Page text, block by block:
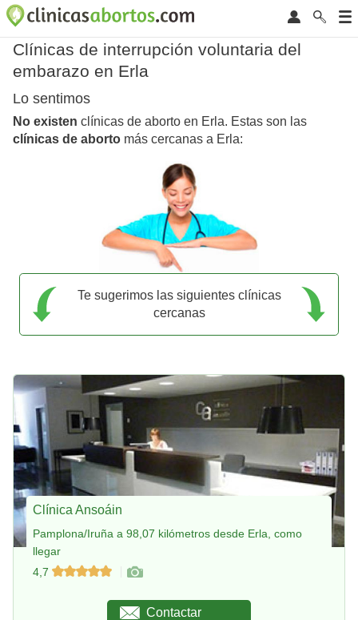
Clínicas de interrupción voluntaria del
embarazo en Erla
Lo sentimos
No existen clínicas de aborto en Erla. Estas son las
clínicas de aborto más cercanas a Erla:
Te sugerimos las siguientes clínicas
cercanas
Clínica Ansoáin
Pamplona/Iruña a 98,07 kilómetros desde Erla, como
llegar
4,7
Contactar